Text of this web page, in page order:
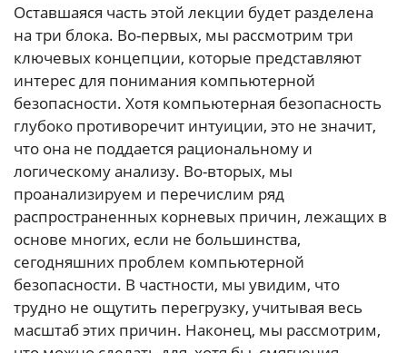
Оставшаяся часть этой лекции будет разделена
на три блока. Во-первых, мы рассмотрим три
ключевых концепции, которые представляют
интерес для понимания компьютерной
безопасности. Хотя компьютерная безопасность
глубоко противоречит интуиции, это не значит,
что она не поддается рациональному и
логическому анализу. Во-вторых, мы
проанализируем и перечислим ряд
распространенных корневых причин, лежащих в
основе многих, если не большинства,
сегодняшних проблем компьютерной
безопасности. В частности, мы увидим, что
трудно не ощутить перегрузку, учитывая весь
масштаб этих причин. Наконец, мы рассмотрим,